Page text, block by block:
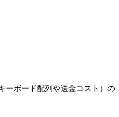
ーボード配列や送金コスト）の